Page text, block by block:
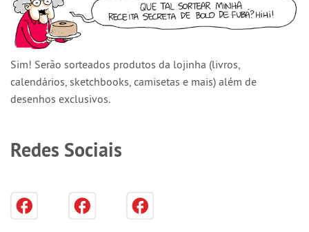
Sim! Serão sorteados produtos da lojinha (livros,
calendários, sketchbooks, camisetas e mais) além de
desenhos exclusivos.
Redes Sociais